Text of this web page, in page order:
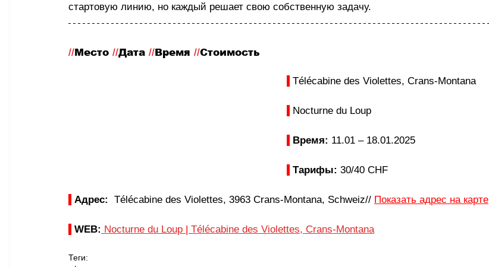
стартовую линию, но каждый решает свою собственную задачу.
//Место //Дата //Время //Стоимость
Télécabine des Violettes, Crans-Montana
Nocturne du Loup
Время: 11.01 – 18.01.2025
Тарифы: 30/40 СHF
Адрес: Télécabine des Violettes, 3963 Crans-Montana, Schweiz// Показать адрес на карте
WEB: Nocturne du Loup | Télécabine des Violettes, Crans-Montana
Теги: